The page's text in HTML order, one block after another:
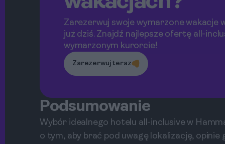
Zarezerwuj swoje wymarzone wakacje
już dziś. Znajdź najlepsze ofertę all-
wymarzonym kurorcie!
Zarezerwuj teraz
Podsumowanie
Wybór idealnego hotelu all-inclusive w
o tym, aby brać pod uwagę lokalizację,